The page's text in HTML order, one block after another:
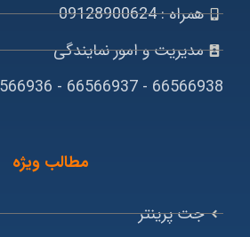
همراه : 09128900624
مدیریت و امور نمایندگی
66566938 - 66566937 - 66566936 - 021
مطالب ویژه
جت پرینتر